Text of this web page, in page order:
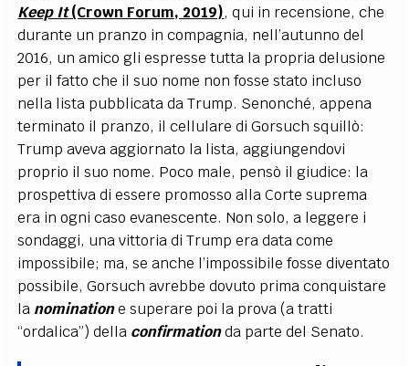
Keep It(Crown Forum, 2019), qui in recensione, che
durante un pranzo in compagnia, nell’autunno del
2016, un amico gli espresse tutta la propria delusione
per il fatto che il suo nome non fosse stato incluso
nella lista pubblicata da Trump. Senonché, appena
terminato il pranzo, il cellulare di Gorsuch squillò:
Trump aveva aggiornato la lista, aggiungendovi
proprio il suo nome. Poco male, pensò il giudice: la
prospettiva di essere promosso alla Corte suprema
era in ogni caso evanescente. Non solo, a leggere i
sondaggi, una vittoria di Trump era data come
impossibile; ma, se anche l’impossibile fosse diventato
possibile, Gorsuch avrebbe dovuto prima conquistare
la nominatione superare poi la prova (a tratti
“ordalica”) della confirmationda parte del Senato.